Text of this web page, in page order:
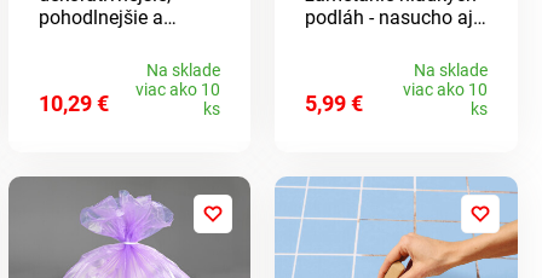
pohodlnejšie a
mucholapky:
mucholapky
na okenné tabule a
konečne budete mať
od otravných
škodcov pokoj.
10,29 €
Na sklade
viac ako 10
ks
podláh - nasucho aj
čiastočky prachu.
5,99 €
Na sklade
viac ako 10
ks